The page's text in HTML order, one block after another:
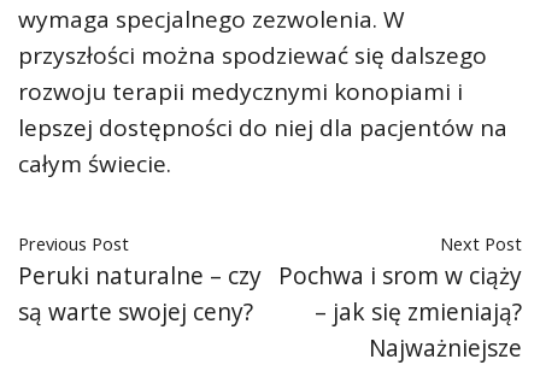
wymaga specjalnego zezwolenia. W
przyszłości można spodziewać się dalszego
rozwoju terapii medycznymi konopiami i
lepszej dostępności do niej dla pacjentów na
całym świecie.
Previous Post
Peruki naturalne – czy
są warte swojej ceny?
Next Post
Pochwa i srom w ciąży
– jak się zmieniają?
Najważniejsze